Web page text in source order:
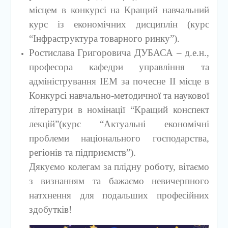
місцем в конкурсі на Кращий навчальний
курс із економічних дисциплін (курс
“Інфраструктура товарного ринку”).
Ростислава Григоровича ДУБАСА – д.е.н.,
професора кафедри управління та
адміністрування ІЕМ за почесне ІІ місце в
Конкурсі навчально-методичної та наукової
літератури в номінації “Кращий конспект
лекцій”(курс “Актуальні економічні
проблеми національного господарства,
регіонів та підприємств”).
Дякуємо колегам за плідну роботу, вітаємо
з визнанням та бажаємо невичерпного
натхнення для подальших професійних
здобутків!